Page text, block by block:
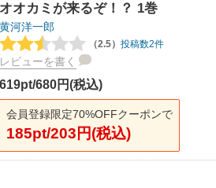
オオカミが来るぞ！？ 1巻
黄河洋一郎
（2.5） 投稿数2件
レビューを書く
619pt/680円(税込)
会員登録限定70%OFFクーポンで
185pt/203円(税込)